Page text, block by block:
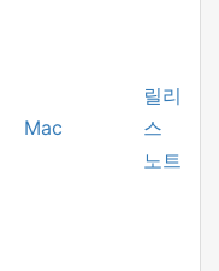
Mac
릴리
스
노트